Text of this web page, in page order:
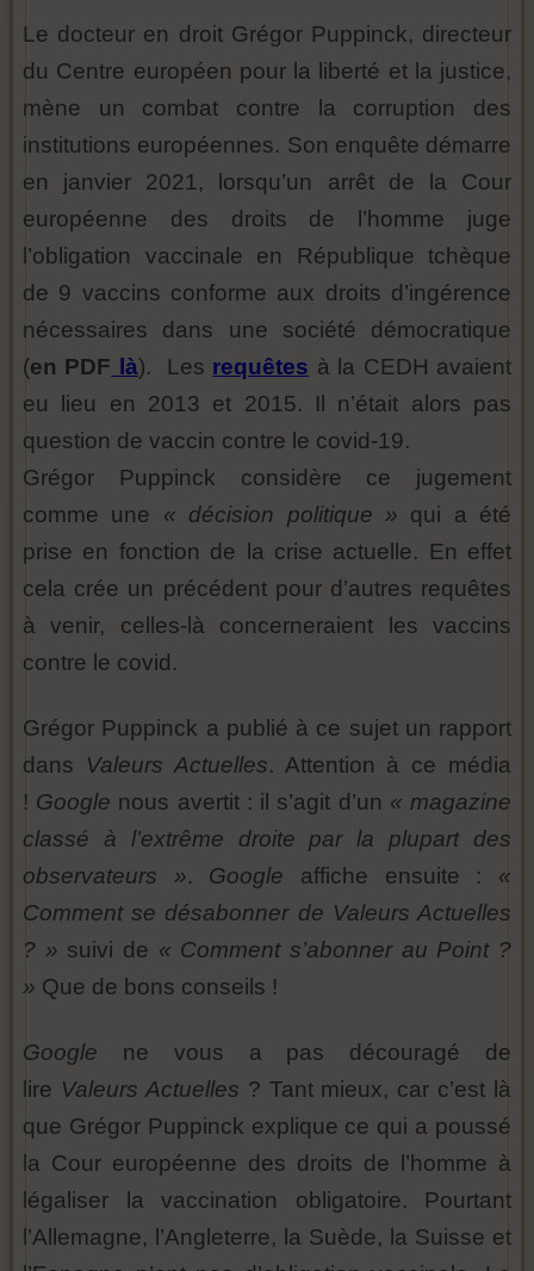
Le docteur en droit Grégor Puppinck, directeur
du Centre européen pour la liberté et la justice,
mène un combat contre la corruption des
institutions européennes. Son enquête démarre
en janvier 2021, lorsqu’un arrêt de la Cour
européenne des droits de l’homme juge
l’obligation vaccinale en République tchèque
de 9 vaccins conforme aux droits d’ingérence
nécessaires dans une société démocratique
(en PDF là). Les requêtes à la CEDH avaient
eu lieu en 2013 et 2015. Il n’était alors pas
question de vaccin contre le covid-19.
Grégor Puppinck considère ce jugement
comme une « décision politique » qui a été
prise en fonction de la crise actuelle. En effet
cela crée un précédent pour d’autres requêtes
à venir, celles-là concerneraient les vaccins
contre le covid.
Grégor Puppinck a publié à ce sujet un rapport
dans
Valeurs Actuelles. Attention à ce média
! Google nous avertit : il s’agit d’un « magazine
classé à l’extrême droite par la plupart des
observateurs ». Google affiche ensuite : «
Comment se désabonner de Valeurs Actuelles
? » suivi de « Comment s’abonner au Point ?
» Que de bons conseils !
Google ne vous a pas découragé de
lire Valeurs Actuelles ? Tant mieux, car c’est là
que Grégor Puppinck explique ce qui a poussé
la Cour européenne des droits de l’homme à
légaliser la vaccination obligatoire. Pourtant
l’Allemagne, l’Angleterre, la Suède, la Suisse et